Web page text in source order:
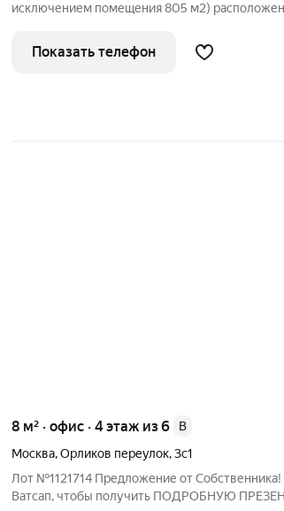
исключением помещения 805 м2)
Просвирин, в шаговой доступности от
и Чистые пруды. Общая
Показать телефон
8 м² · офис · 4 этаж из 6
B
Москва,Орликов переулок,3с1
Лот №1121714 Предложение от
Ватсап, чтобы получить ПОДРОБНУЮ